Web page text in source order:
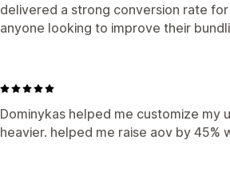
delivered a strong conversion rate
anyone looking to improve their
Dominykas helped me customize
heavier. helped me raise aov by 45%